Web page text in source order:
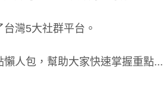
灣5大社群平台。
人包，幫助大家快速掌握重點...